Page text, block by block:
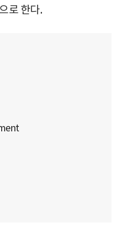
로 한다.